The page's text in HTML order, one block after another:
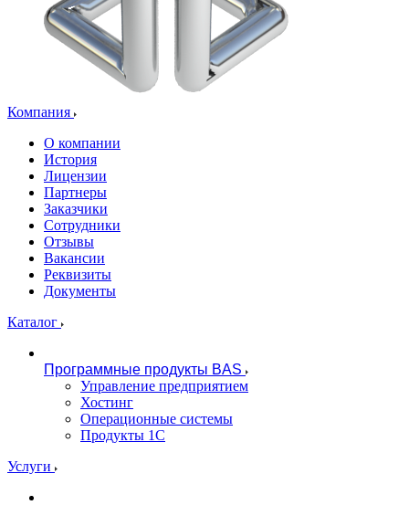
Компания
О компании
История
Лицензии
Партнеры
Заказчики
Сотрудники
Отзывы
Вакансии
Реквизиты
Документы
Каталог
Программные продукты BAS
Управление предприятием
Хостинг
Операционные системы
Продукты 1С
Услуги